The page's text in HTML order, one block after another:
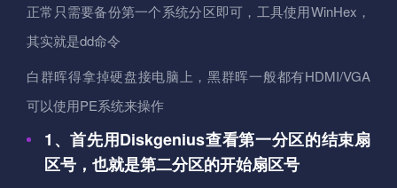
正常只需要备份第一个系统分区即可，工具使用WinHex，
其实就是dd命令
白群晖得拿掉硬盘接电脑上，黑群晖一般都有HDMI/VGA
可以使用PE系统来操作
1、首先用Diskgenius查看第一分区的结束扇
区号，也就是第二分区的开始扇区号